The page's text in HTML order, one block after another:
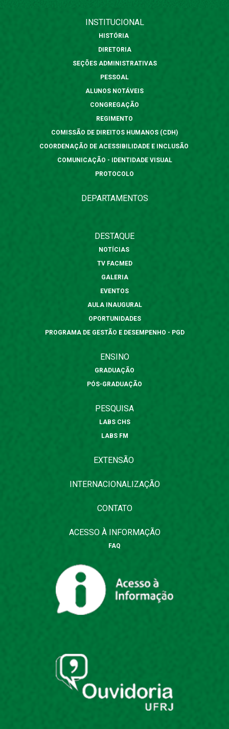
INSTITUCIONAL
HISTÓRIA
DIRETORIA
SEÇÕES ADMINISTRATIVAS
PESSOAL
ALUNOS NOTÁVEIS
CONGREGAÇÃO
REGIMENTO
COMISSÃO DE DIREITOS HUMANOS (CDH)
COORDENAÇÃO DE ACESSIBILIDADE E INCLUSÃO
COMUNICAÇÃO - IDENTIDADE VISUAL
PROTOCOLO
DEPARTAMENTOS
DESTAQUE
NOTÍCIAS
TV FACMED
GALERIA
EVENTOS
AULA INAUGURAL
OPORTUNIDADES
PROGRAMA DE GESTÃO E DESEMPENHO - PGD
ENSINO
GRADUAÇÃO
PÓS-GRADUAÇÃO
PESQUISA
LABS CHS
LABS FM
EXTENSÃO
INTERNACIONALIZAÇÃO
CONTATO
ACESSO À INFORMAÇÃO
FAQ